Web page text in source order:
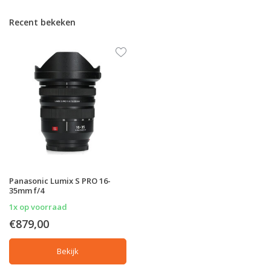
Recent bekeken
Panasonic Lumix S PRO 16-
35mm f/4
1x op voorraad
€879,00
Bekijk